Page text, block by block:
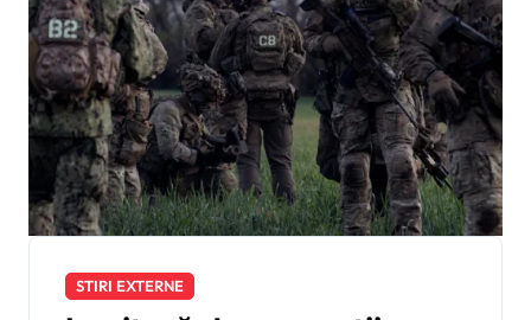
STIRI EXTERNE